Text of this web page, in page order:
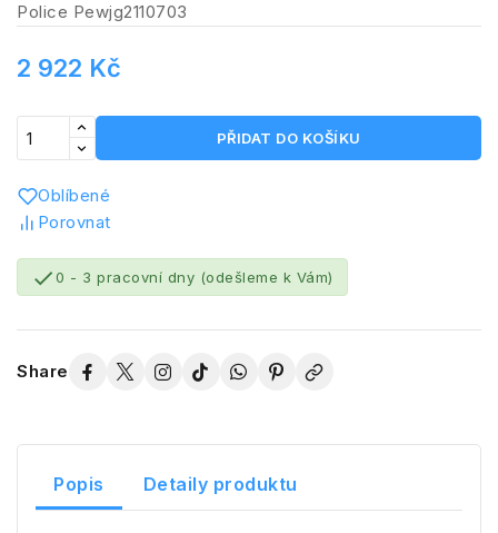
Police Pewjg2110703
2 922 Kč
PŘIDAT DO KOŠÍKU
Oblíbené
Porovnat
0 - 3 pracovní dny (odešleme k Vám)
Share
Popis Detaily produktu